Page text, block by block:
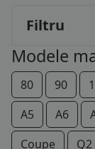
Filtru
Modele
80 90
A5
A6
Coupe
Q2
225/60R16
235/60R16
225/55R17
235/55R17